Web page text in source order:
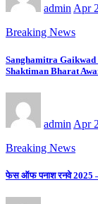
admin Apr
Breaking News
Sanghamitra
Shaktiman Bharat
admin Apr
Breaking News
फेस ऑफ पनाश रनवे 2025